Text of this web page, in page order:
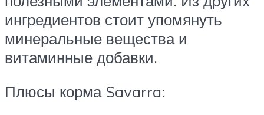
ингредиентов стоит упомянуть
минеральные вещества и
витаминные добавки.
Плюсы корма Savarra: